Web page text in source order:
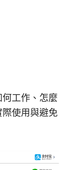
工作、怎麼
使用與避免